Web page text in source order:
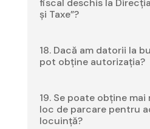
fiscal deschis la
și Taxe”?
18. Dacă am datorii la
pot obține autorizația?
19. Se poate obține
loc de parcare pentru
locuință?